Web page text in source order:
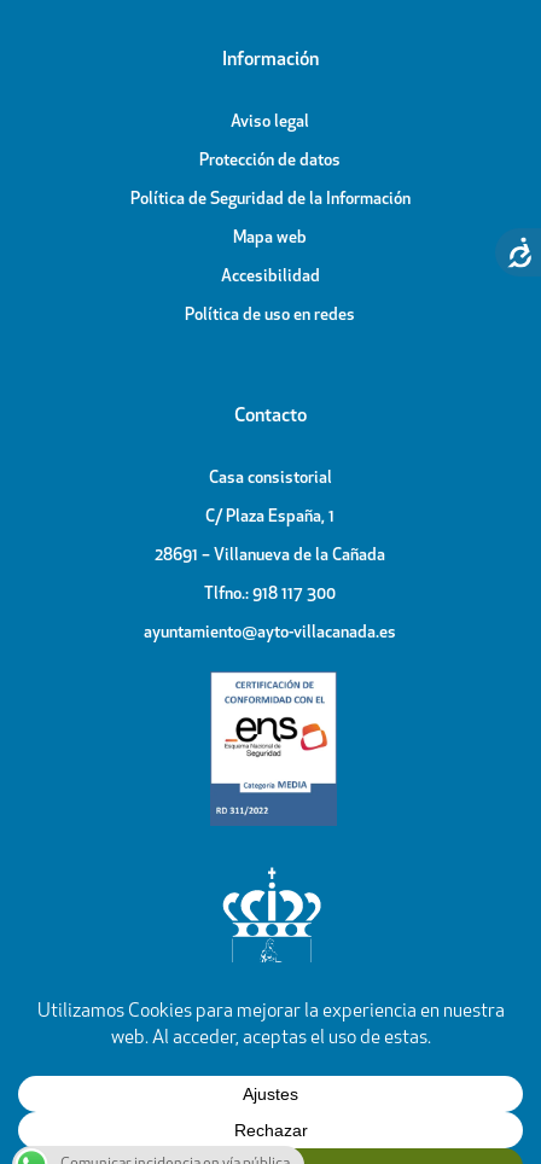
Información
Aviso legal
Protección de datos
Política de Seguridad de la Información
Mapa web
Accesibilidad
Política de uso en redes
Contacto
Casa consistorial
C/ Plaza España, 1
28691 – Villanueva de la Cañada
Tlfno.: 918 117 300
ayuntamiento@ayto-villacanada.es
YouTubeFacebookInstagram